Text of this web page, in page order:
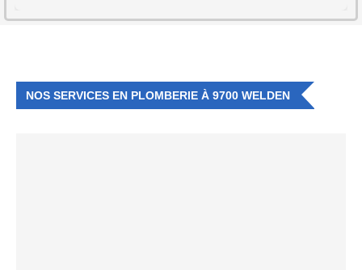
NOS SERVICES EN PLOMBERIE À 9700 WELDEN